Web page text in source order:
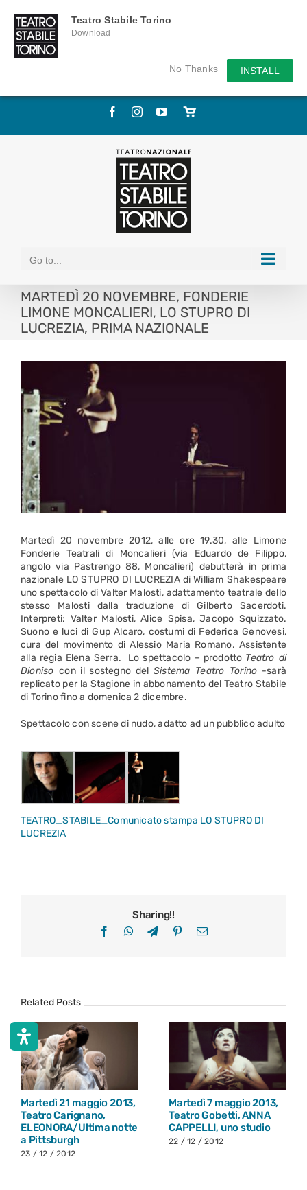
Teatro Stabile Torino
Download
No Thanks INSTALL
Skip
FacebookInstagramYouTube
Store
Go to...
MARTEDÌ 20 NOVEMBRE, FONDERIE
LIMONE MONCALIERI, LO STUPRO DI
LUCREZIA, PRIMA NAZIONALE
Martedì 20 novembre 2012, alle ore 19.30, alle Limone
Fonderie Teatrali di Moncalieri (via Eduardo de Filippo,
angolo via Pastrengo 88, Moncalieri) debutterà in prima
nazionale LO STUPRO DI LUCREZIA di William Shakespeare
uno spettacolo di Valter Malosti, adattamento teatrale dello
stesso Malosti dalla traduzione di Gilberto Sacerdoti.
Interpreti: Valter Malosti, Alice Spisa, Jacopo Squizzato.
Suono e luci di Gup Alcaro, costumi di Federica Genovesi,
cura del movimento di Alessio Maria Romano. Assistente
alla regia Elena Serra. Lo spettacolo – prodotto Teatro di
Dionisocon il sostegno delSistema Teatro Torino -sarà
replicato per la Stagione in abbonamento del Teatro Stabile
di Torino fino a domenica 2 dicembre.
Spettacolo con scene di nudo, adatto ad un pubblico adulto
TEATRO_STABILE_Comunicato stampa LO STUPRO DI
LUCREZIA
Sharing!!
FacebookWhatsApp
TelegramPinterestEmail
Related Posts
Martedì 21 maggio 2013,
Teatro Carignano,
ELEONORA/Ultima notte
a Pittsburgh
23 / 12 / 2012
Martedì 7 maggio 2013,
Teatro Gobetti, ANNA
CAPPELLI, uno studio
22 / 12 / 2012